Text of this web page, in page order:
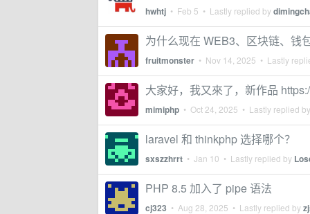
hwhtj • Feb 5 • Lastly replied by
为什么现在 WEB3、区块链、钱
fruitmonster • Nov 14, 2025 • Lastly
大家好，我又來了，新作品
mimiphp • Oct 24, 2025 • Lastly replied
laravel 和 thinkphp 选择哪个？
sxszzhrrt • Jan 10 • Lastly replied by
PHP 8.5 加入了 pipe 语法
cj323 • Aug 28, 2025 • Lastly replied by